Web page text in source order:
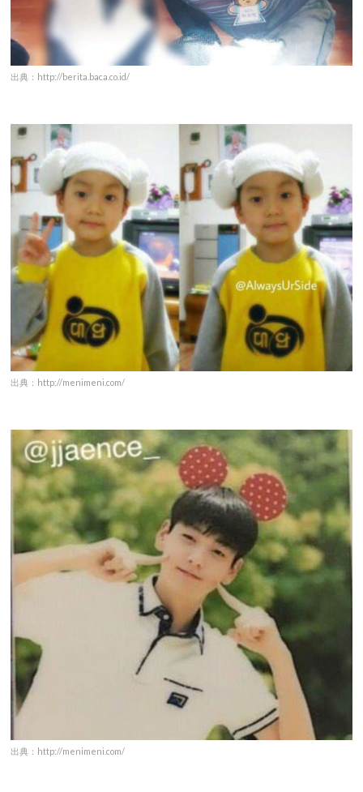
出典：http://berita.baca.co.id/
出典：http://menimeni.com/
出典：http://menimeni.com/